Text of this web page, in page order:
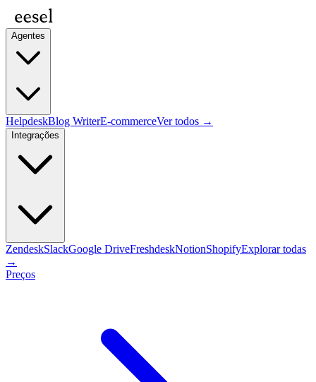
Agentes
HelpdeskBlog WriterE-commerceVer todos →
Integrações
ZendeskSlackGoogle DriveFreshdeskNotionShopifyExplorar todas
→
Preços